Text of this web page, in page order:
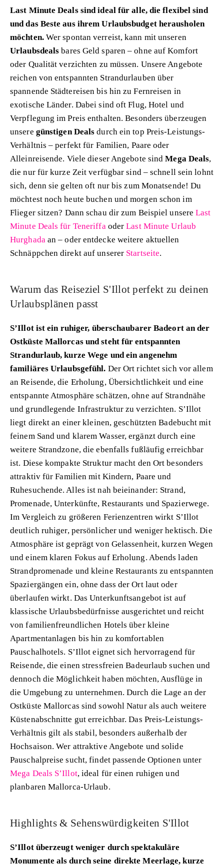
Last Minute Deals sind ideal für alle, die flexibel sind
und das Beste aus ihrem Urlaubsbudget herausholen
möchten.Wer spontan verreist, kann mit unseren
Urlaubsdeals bares Geld sparen – ohne auf Komfort
oder Qualität verzichten zu müssen. Unsere Angebote
reichen von entspannten Strandurlauben über
spannende Städtereisen bis hin zu Fernreisen in
exotische Länder. Dabei sind oft Flug, Hotel und
Verpflegung im Preis enthalten. Besonders überzeugen
unsere günstigen Deals durch ein top Preis-Leistungs-
Verhältnis – perfekt für Familien, Paare oder
Alleinreisende. Viele dieser Angebote sindMega Deals,
die nur für kurze Zeit verfügbar sind – schnell sein lohnt
sich, denn sie gelten oft nur bis zum Monatsende! Du
möchtest noch heute buchen und morgen schon im
Flieger sitzen? Dann schau dir zum Beispiel unsereLast
Minute Deals für Teneriffa oderLast Minute Urlaub
Hurghada an – oder entdecke weitere aktuellen
Schnäppchen direkt auf unserer Startseite.
Warum das Reiseziel S'Illot perfekt zu deinen
Urlaubsplänen passt
S’Illot ist ein ruhiger, überschaubarer Badeort an der
Ostküste Mallorcas und steht für entspannten
Strandurlaub, kurze Wege und ein angenehm
familiäres Urlaubsgefühl. Der Ort richtet sich vor allem
an Reisende, die Erholung, Übersichtlichkeit und eine
entspannte Atmosphäre schätzen, ohne auf Strandnähe
und grundlegende Infrastruktur zu verzichten. S’Illot
liegt direkt an einer kleinen, geschützten Badebucht mit
feinem Sand und klarem Wasser, ergänzt durch eine
weitere Strandzone, die ebenfalls fußläufig erreichbar
ist. Diese kompakte Struktur macht den Ort besonders
attraktiv für Familien mit Kindern, Paare und
Ruhesuchende. Alles ist nah beieinander: Strand,
Promenade, Unterkünfte, Restaurants und Spazierwege.
Im Vergleich zu größeren Ferienzentren wirkt S’Illot
deutlich ruhiger, persönlicher und weniger hektisch. Die
Atmosphäre ist geprägt von Gelassenheit, kurzen Wegen
und einem klaren Fokus auf Erholung. Abends laden
Strandpromenade und kleine Restaurants zu entspannten
Spaziergängen ein, ohne dass der Ort laut oder
überlaufen wirkt. Das Unterkunftsangebot ist auf
klassische Urlaubsbedürfnisse ausgerichtet und reicht
von familienfreundlichen Hotels über kleine
Apartmentanlagen bis hin zu komfortablen
Pauschalhotels. S’Illot eignet sich hervorragend für
Reisende, die einen stressfreien Badeurlaub suchen und
dennoch die Möglichkeit haben möchten, Ausflüge in
die Umgebung zu unternehmen. Durch die Lage an der
Ostküste Mallorcas sind sowohl Natur als auch weitere
Küstenabschnitte gut erreichbar. Das Preis-Leistungs-
Verhältnis gilt als stabil, besonders außerhalb der
Hochsaison. Wer attraktive Angebote und solide
Pauschalpreise sucht, findet passende Optionen unter
Mega Deals S’Illot, ideal für einen ruhigen und
planbaren Mallorca-Urlaub.
Highlights & Sehenswürdigkeiten S'Illot
S’Illot überzeugt weniger durch spektakuläre
Monumente als durch seine direkte Meerlage, kurze